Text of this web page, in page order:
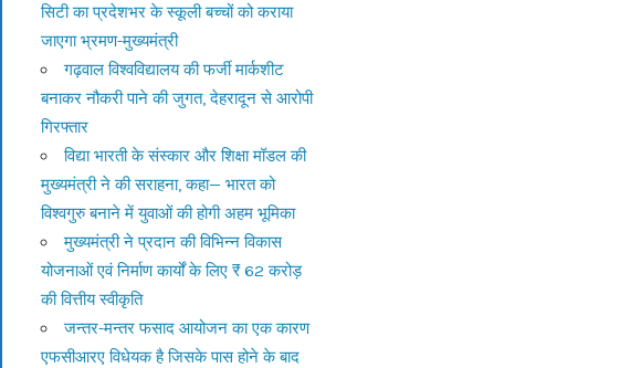
सिटी का प्रदेशभर के स्कूली बच्चों को कराया
जाएगा भ्रमण-मुख्यमंत्री
गढ़वाल विश्वविद्यालय की फर्जी मार्कशीट
बनाकर नौकरी पाने की जुगत, देहरादून से आरोपी
गिरफ्तार
विद्या भारती के संस्कार और शिक्षा मॉडल की
मुख्यमंत्री ने की सराहना, कहा— भारत को
विश्वगुरु बनाने में युवाओं की होगी अहम भूमिका
मुख्यमंत्री ने प्रदान की विभिन्न विकास
योजनाओं एवं निर्माण कार्यों के लिए ₹ 62 करोड़
की वित्तीय स्वीकृति
जन्तर-मन्तर फसाद आयोजन का एक कारण
एफसीआरए विधेयक है जिसके पास होने के बाद